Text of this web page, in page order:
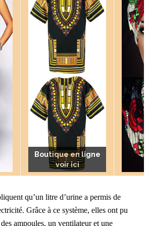
Boutique en ligne
voir ici
Boutique en ligne
voir ici
Boutique en ligne
voir ici
qu’un litre d’urine a permis de
Grâce à ce système, elles ont pu
ampoules, un ventilateur et une